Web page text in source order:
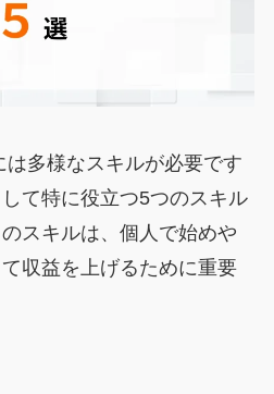
多様なスキルが必要です
て特に役立つ5つのスキル
スキルは、個人で始めや
収益を上げるために重要